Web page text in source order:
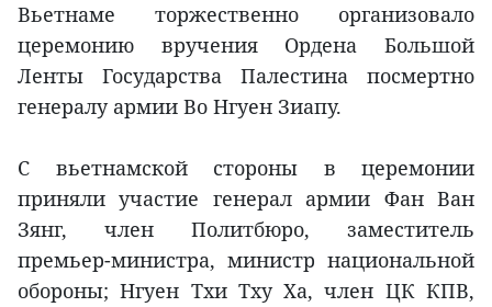
Вьетнаме торжественно организовало
церемонию вручения Ордена Большой
Ленты Государства Палестина посмертно
генералу армии Во Нгуен Зиапу.
С вьетнамской стороны в церемонии
приняли участие генерал армии Фан Ван
Зянг, член Политбюро, заместитель
премьер-министра, министр национальной
обороны; Нгуен Тхи Тху Ха, член ЦК КПВ,